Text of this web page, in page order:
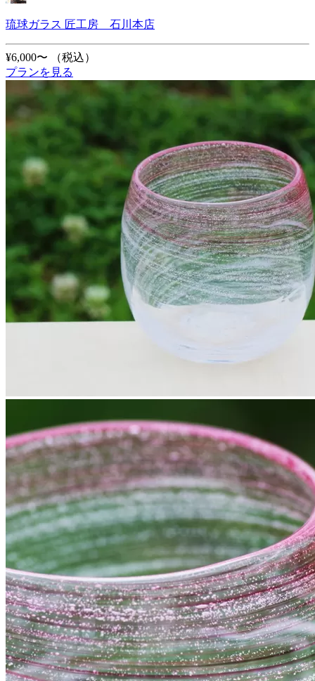
琉球ガラス 匠工房 石川本店
¥6,000〜
（税込）
プランを見る